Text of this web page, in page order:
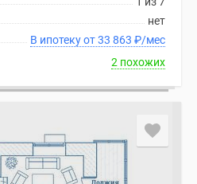
нет
В ипотеку от 33 863 ₽/мес
2 похожих